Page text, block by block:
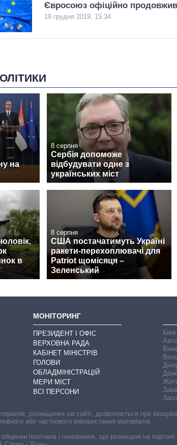
Євросоюз офіційно продовжив
19 грудня 2019, 15:34
на
8 серпня
Сербія допоможе
відбудувати одне з
українських міст
в
8 серпня
США постачатимуть Україні
ракети-перехоплювачі для
Patriot щомісяця –
Зеленський
МОНІТОРИНГ
ПРЕЗИДЕНТ І ОФІС
ВЕРХОВНА РАДА
КАБІНЕТ МІНІСТРІВ
ГОЛОВИ
ОБЛАДМІНІСТРАЦІЙ
МЕРИ МІСТ
ВСІ ПЕРСОНИ
Київ
розміщених на сайті, дозволяється при
або часткового використання матеріалів.
політиків і чиновників, що розміщені на